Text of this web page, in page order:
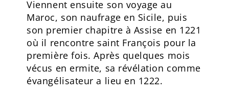
Viennent ensuite son voyage au
Maroc, son naufrage en Sicile, puis
son premier chapitre à Assise en 1221
où il rencontre saint François pour la
première fois. Après quelques mois
vécus en ermite, sa révélation comme
évangélisateur a lieu en 1222.